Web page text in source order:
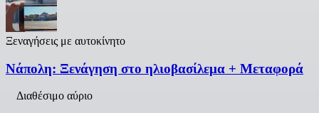
Ξεναγήσεις με αυτοκίνητο
Νάπολη: Ξενάγηση στο ηλιοβασίλεμα + Μεταφορά
Διαθέσιμο αύριο